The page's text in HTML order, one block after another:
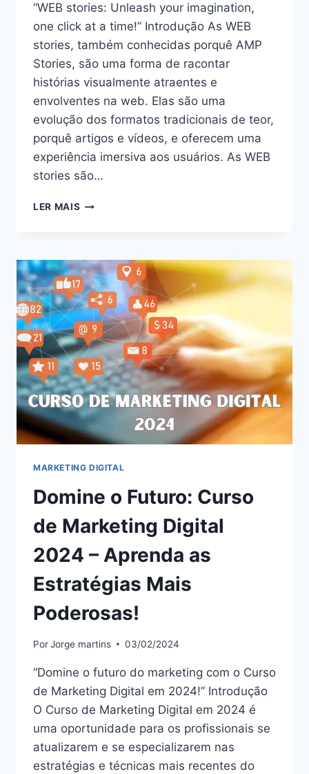
“WEB stories: Unleash your imagination,
one click at a time!” Introdução As WEB
stories, também conhecidas porquê AMP
Stories, são uma forma de racontar
histórias visualmente atraentes e
envolventes na web. Elas são uma
evolução dos formatos tradicionais de teor,
porquê artigos e vídeos, e oferecem uma
experiência imersiva aos usuários. As WEB
stories são…
LER MAIS DESVENDE
WEB
STORIES:
AUMENTE
O
ENGAJAMENTO
E
CONQUISTE
SEU
PÚBLICO
EM
2024!
MARKETING DIGITAL
Domine o Futuro: Curso
de Marketing Digital
2024 – Aprenda as
Estratégias Mais
Poderosas!
PorJorge martins 03/02/2024
“Domine o futuro do marketing com o Curso
de Marketing Digital em 2024!” Introdução
O Curso de Marketing Digital em 2024 é
uma oportunidade para os profissionais se
atualizarem e se especializarem nas
estratégias e técnicas mais recentes do